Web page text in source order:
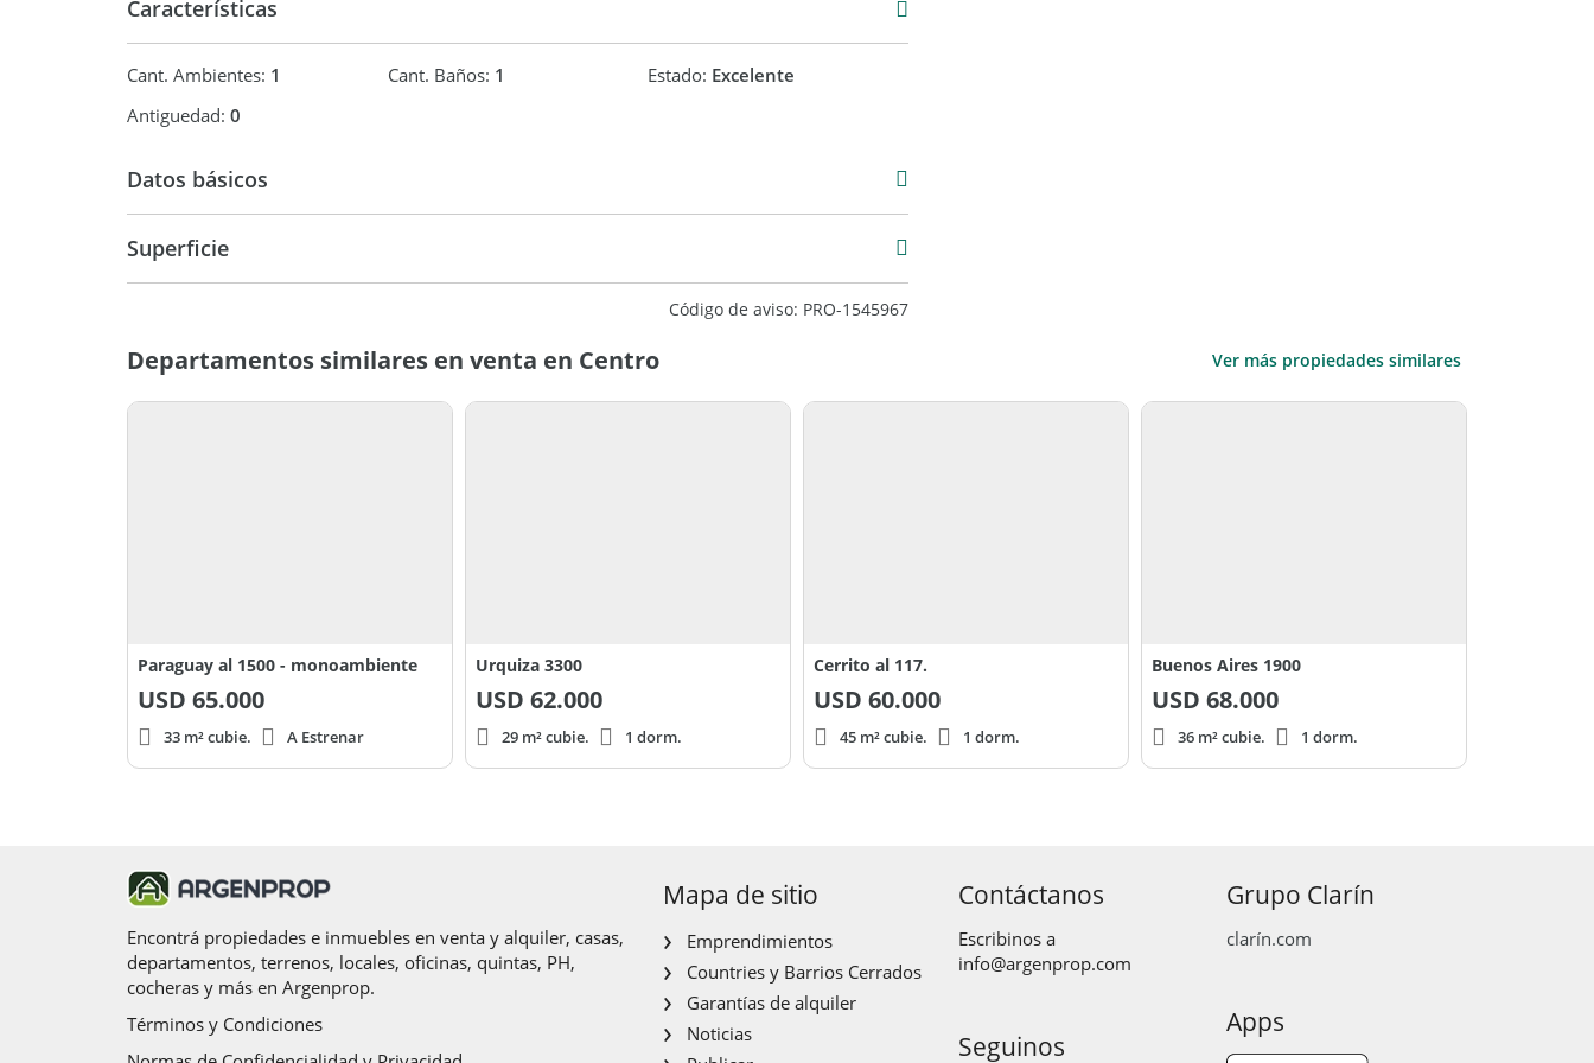
Características
Cant. Ambientes: 1 Cant. Baños: 1 Estado: Excelente
Antiguedad: 0
Datos básicos
Superficie
Código de aviso: PRO-1545967
Departamentos similares en venta en Centro Ver más propiedades similares
Paraguay al 1500 - monoambiente
USD 65.000
33 m² cubie. A Estrenar
Urquiza 3300
USD 62.000
29 m² cubie. 1 dorm.
Cerrito al 117.
USD 60.000
45 m² cubie. 1 dorm.
Buenos Aires 1900
USD 68.000
36 m² cubie. 1 dorm.
Encontrá propiedades e inmuebles en venta y alquiler, casas,
departamentos, terrenos, locales, oficinas, quintas, PH,
cocheras y más en Argenprop.
Términos y Condiciones
Mapa de sitio
Emprendimientos
Countries y Barrios Cerrados
Garantías de alquiler
Noticias
Contáctanos
Escribinos a
info@argenprop.com
Seguinos
Grupo Clarín
clarín.com
Apps